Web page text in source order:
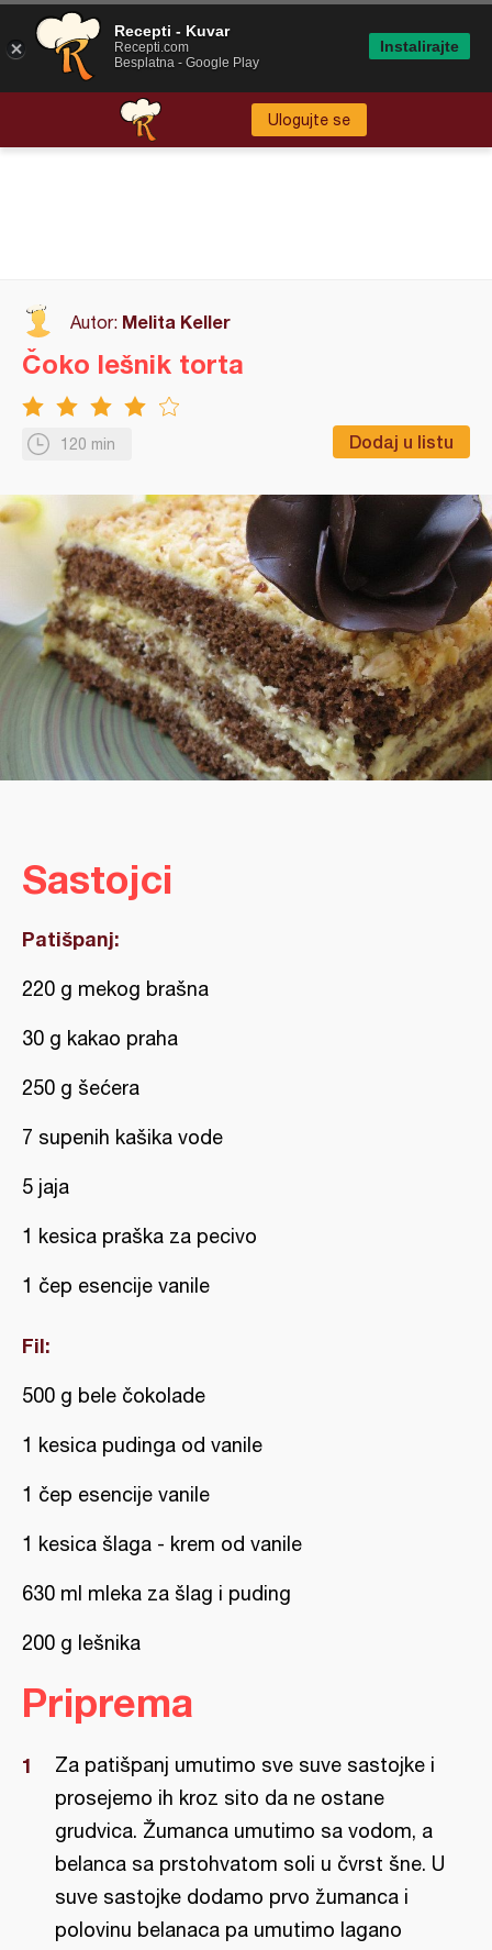
Ulogujte se
Autor: Melita Keller
120 min Dodaj u listu
Čoko lešnik torta
Sastojci
Patišpanj:
220 g mekog brašna
30 g kakao praha
250 g šećera
7 supenih kašika vode
5 jaja
1 kesica praška za pecivo
1 čep esencije vanile
Fil:
500 g bele čokolade
1 kesica pudinga od vanile
1 čep esencije vanile
1 kesica šlaga - krem od vanile
630 ml mleka za šlag i puding
200 g lešnika
Priprema
Za patišpanj umutimo sve suve sastojke i
prosejemo ih kroz sito da ne ostane
grudvica. Žumanca umutimo sa vodom, a
belanca sa prstohvatom soli u čvrst šne. U
suve sastojke dodamo prvo žumanca i
polovinu belanaca pa umutimo lagano
Recepti - Kuvar
Recepti.com
Besplatna - Google Play
Instalirajte